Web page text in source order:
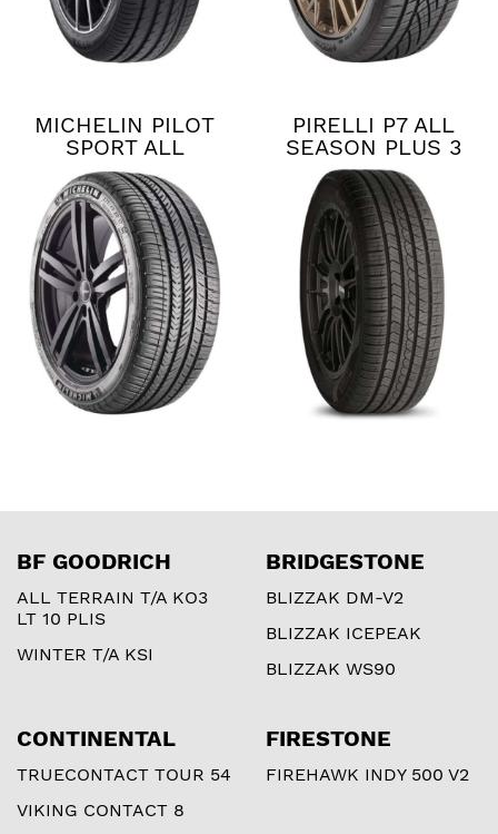
MICHELIN PILOT
SPORT ALL
SEASON 4
PIRELLI P7 ALL
SEASON PLUS 3
BF GOODRICH
ALL TERRAIN T/A KO3
LT 10 PLIS
WINTER T/A KSI
BRIDGESTONE
BLIZZAK DM-V2
BLIZZAK ICEPEAK
BLIZZAK WS90
CONTINENTAL
TRUECONTACT TOUR 54
VIKING CONTACT 8
FIRESTONE
FIREHAWK INDY 500 V2